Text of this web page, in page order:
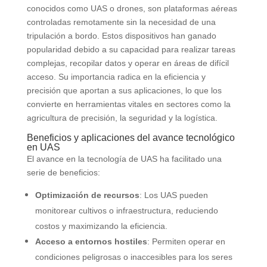
conocidos como UAS o drones, son plataformas aéreas
controladas remotamente sin la necesidad de una
tripulación a bordo. Estos dispositivos han ganado
popularidad debido a su capacidad para realizar tareas
complejas, recopilar datos y operar en áreas de difícil
acceso. Su importancia radica en la eficiencia y
precisión que aportan a sus aplicaciones, lo que los
convierte en herramientas vitales en sectores como la
agricultura de precisión, la seguridad y la logística.
Beneficios y aplicaciones del avance tecnológico
en UAS
El avance en la tecnología de UAS ha facilitado una
serie de beneficios:
Optimización de recursos: Los UAS pueden
monitorear cultivos o infraestructura, reduciendo
costos y maximizando la eficiencia.
Acceso a entornos hostiles: Permiten operar en
condiciones peligrosas o inaccesibles para los seres